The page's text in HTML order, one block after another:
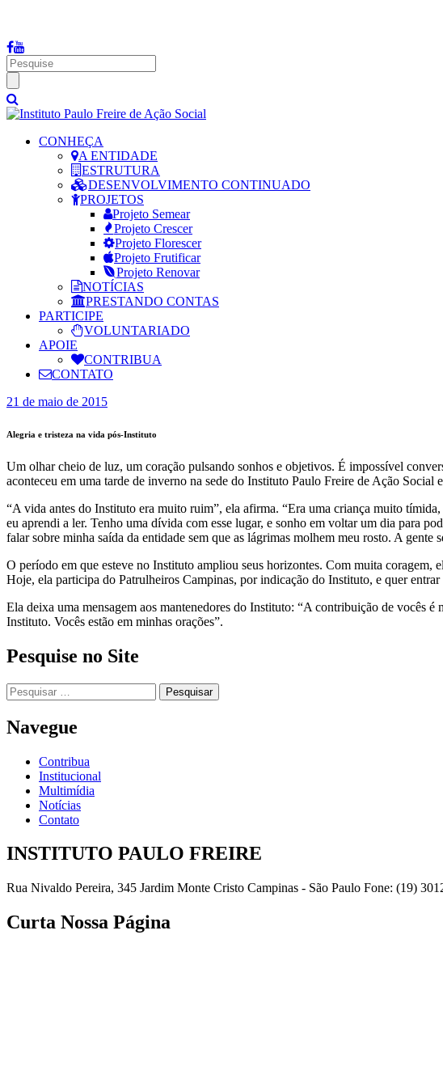
CONHEÇA
A ENTIDADE
ESTRUTURA
DESENVOLVIMENTO CONTINUADO
PROJETOS
Projeto Semear
Projeto Crescer
Projeto Florescer
Projeto Frutificar
Projeto Renovar
NOTÍCIAS
PRESTANDO CONTAS
PARTICIPE
VOLUNTARIADO
APOIE
CONTRIBUA
CONTATO
21 de maio de 2015
Alegria e tristeza na vida pós-Instituto
Um olhar cheio de luz, um coração pulsando sonhos e objetivos. É impossível
aconteceu em uma tarde de inverno na sede do Instituto Paulo Freire de Ação
“A vida antes do Instituto era muito ruim”, ela afirma. “Era uma criança muito
eu aprendi a ler. Tenho uma dívida com esse lugar, e sonho em voltar um dia para
falar sobre minha saída da entidade sem que as lágrimas molhem meu rosto. A gente
O período em que esteve no Instituto ampliou seus horizontes. Com muita
Hoje, ela participa do Patrulheiros Campinas, por indicação do Instituto, e quer entrar
Ela deixa uma mensagem aos mantenedores do Instituto: “A contribuição de vocês
Instituto. Vocês estão em minhas orações”.
Pesquise no Site
Pesquisar
por:
Navegue
Contribua
Institucional
Multimídia
Notícias
Contato
INSTITUTO PAULO FREIRE
Rua Nivaldo Pereira, 345 Jardim Monte Cristo Campinas - São Paulo Fone: (19)
Curta Nossa Página